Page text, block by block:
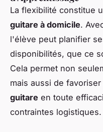
La flexibilité constitue
guitare à domicile.
l'élève peut planifier
disponibilités, que ce
Cela permet non
mais aussi de favoriser
guitare en toute
contraintes logistiques.